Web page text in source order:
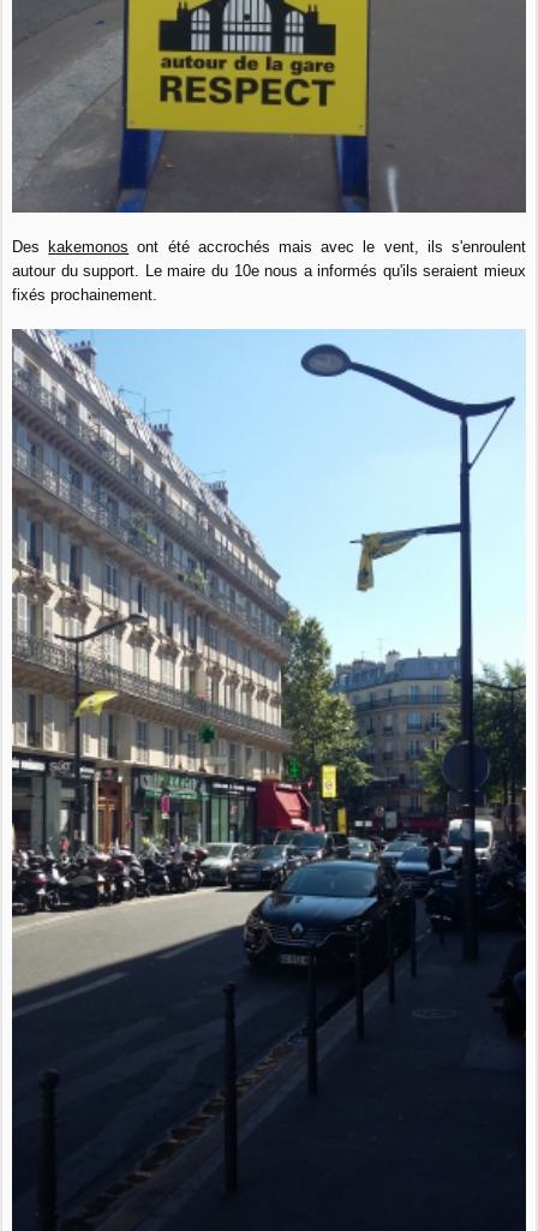
Des kakemonos ont été accrochés mais avec le vent, ils s'enroulent
autour du support. Le maire du 10e nous a informés qu'ils seraient mieux
fixés prochainement.